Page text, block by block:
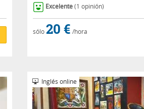
Excelente (1 opinión)
sólo 20 € /hora
Inglés online